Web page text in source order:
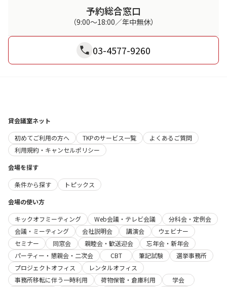
予約総合窓口
（9:00～18:00／年中無休）
03-4577-9260
貸会議室ネット
初めてご利用の方へ
TKPのサービス一覧
よくあるご質問
利用規約・キャンセルポリシー
会場を探す
条件から探す
トピックス
会場の使い方
キックオフミーティング
Web会議・テレビ会議
分科会・定例会
会議・ミーティング
会社説明会 講演会
ウェビナー
セミナー
同窓会 親睦会・歓送迎会
忘年会・新年会
パーティー・懇親会・二次会
CBT 筆記試験
選挙事務所
プロジェクトオフィス
レンタルオフィス
事務所移転に伴う一時利用
荷物保管・倉庫利用
学会